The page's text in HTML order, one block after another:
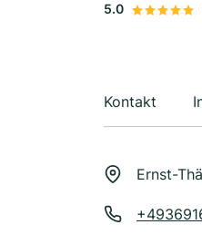
5.0
Kontakt
Ernst-